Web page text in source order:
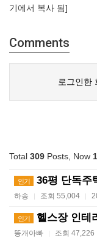
기에서 복사 됨]
Comments
로그인한
Total 309 Posts, Now
인기 36평 단독주
하송 | 조회 55,004 |
인기 헬스장 인테
똥개아빠 | 조회 47,226